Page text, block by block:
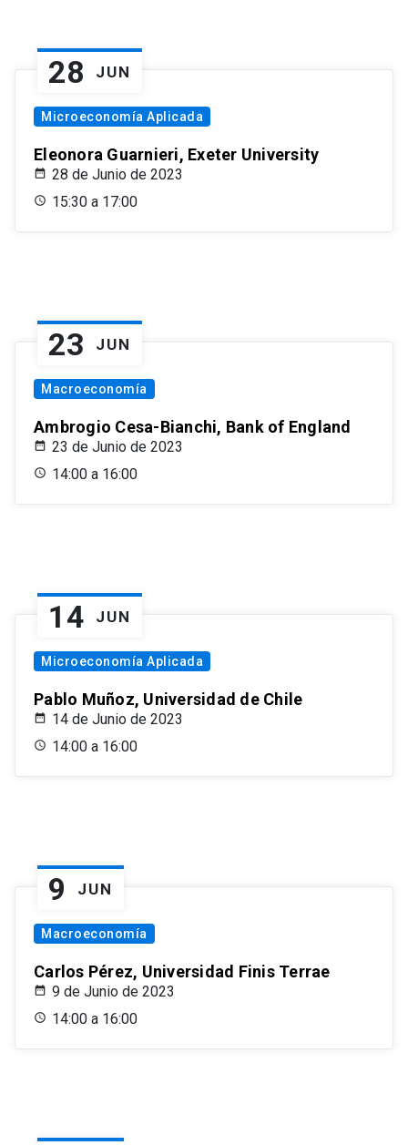
28 JUN
Microeconomía Aplicada
Eleonora Guarnieri, Exeter University
28 de Junio de 2023
15:30 a 17:00
23 JUN
Macroeconomía
Ambrogio Cesa-Bianchi, Bank of England
23 de Junio de 2023
14:00 a 16:00
14 JUN
Microeconomía Aplicada
Pablo Muñoz, Universidad de Chile
14 de Junio de 2023
14:00 a 16:00
9 JUN
Macroeconomía
Carlos Pérez, Universidad Finis Terrae
9 de Junio de 2023
14:00 a 16:00